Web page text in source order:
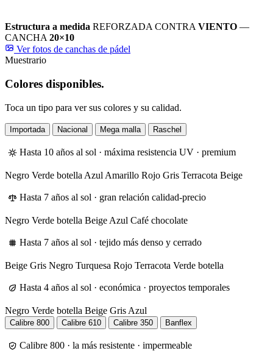
Estructura a medida REFORZADA CONTRAVIENTO —
CANCHA20×10
Ver fotos de canchas de pádel
Muestrario
Colores disponibles.
Toca un tipo para ver sus colores y su calidad.
Importada Nacional Mega malla Raschel
Hasta 10 años al sol · máxima resistencia UV · premium
Negro Verde botella Azul Amarillo Rojo Gris Terracota Beige
Hasta 7 años al sol · gran relación calidad-precio
Negro Verde botella Beige Azul Café chocolate
Hasta 7 años al sol · tejido más denso y cerrado
Beige Gris Negro Turquesa Rojo Terracota Verde botella
Hasta 4 años al sol · económica · proyectos temporales
Negro Verde botella Beige Gris Azul
Calibre 800 Calibre 610 Calibre 350 Banflex
Calibre 800 · la más resistente · impermeable